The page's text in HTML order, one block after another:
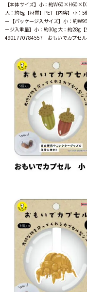
【本体サイズ】小：約
大：約6g【材質】PET【内容】小：
ー【パッケージ入サイズ】小：約
ージ入重量】小：約30g 大：約28g
4901770784557 おもいでカプセ